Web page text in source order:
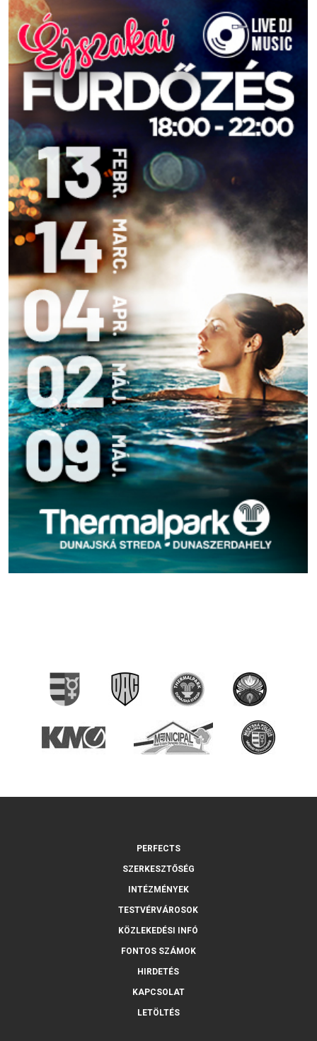
PERFECTS
SZERKESZTŐSÉG
INTÉZMÉNYEK
TESTVÉRVÁROSOK
KÖZLEKEDÉSI INFÓ
FONTOS SZÁMOK
HIRDETÉS
KAPCSOLAT
LETÖLTÉS